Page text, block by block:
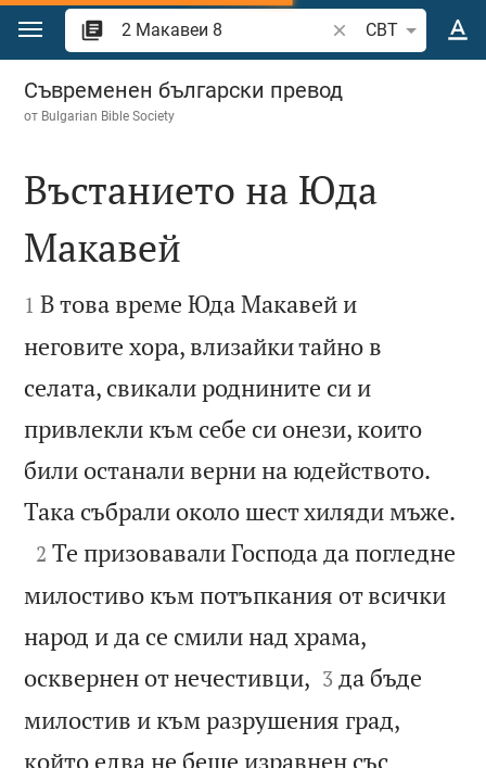
Преминете към съдържанието
Търсете стих или
CBT
2 Макавеи 8
Съвременен български превод
от Bulgarian Bible Society

Въстанието на Юда
Макавей

1 В това време Юда Макавей и
неговите хора, влизайки тайно в
селата, свикали роднините си и
привлекли към себе си онези, които
били останали верни на юдейството.
Така събрали около шест хиляди мъже.

2 Те призовавали Господа да погледне
милостиво към потъпкания от всички
народ и да се смили над храма,
осквернен от нечестивци, 

3 да бъде
милостив и към разрушения град,
който едва не беше изравнен със